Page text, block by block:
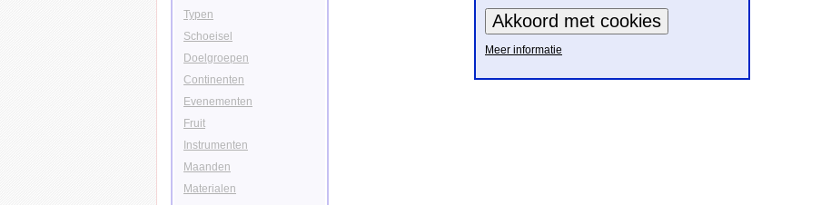
Typen
Schoeisel
Doelgroepen
Continenten
Evenementen
Fruit
Instrumenten
Maanden
Materialen
Meer informatie